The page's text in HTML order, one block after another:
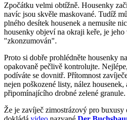
Zpočátku velmi obtížně. Housenky
navíc jsou skvěle maskované. Tudíž
plného desítek housenek a nemusíte
housenky objeví na okraji keře, je
"zkonzumován".
Proto si dobře prohlédněte housenky
opakovaně pečlivě kontrolujte.
podíváte se dovnitř. Přítomnost
nejen poškozené listy, nález
připomínajícího drobné zelené granule.
Že je zavíječ zimostrázový pro